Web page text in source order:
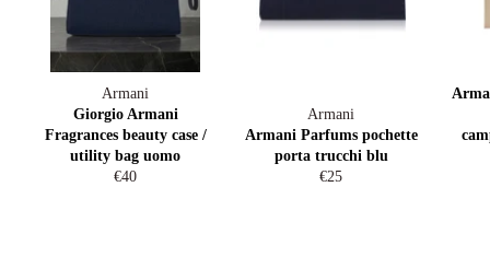
Armani
Giorgio Armani
Fragrances beauty case /
utility bag uomo
Prezzo
€40
Armani
Armani Parfums pochette
porta trucchi blu
Prezzo
€25